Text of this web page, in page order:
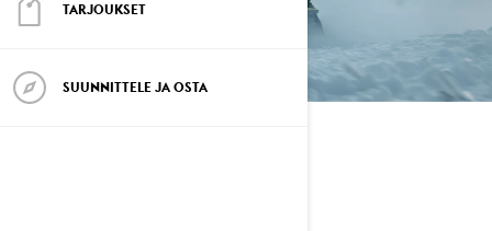
TARJOUKSET
SUUNNITTELE JA OSTA